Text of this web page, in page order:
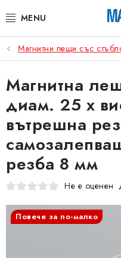
към
ОСНОВНИ КАТЕГОРИИ
МАГНИТНИ ПОСОБИЯ
ИНДУСТРИАЛНИ
ДРУГИ МАГНИТИ
Коя е фирма Magsy?
Защита на лични данни
Магнитни лещи със
Магнитна
диам. 25 x
вътрешна
резба 8 мм
Не е оценен
Повече за по-малко